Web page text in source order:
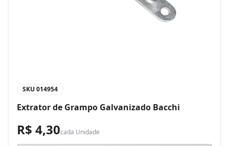
SKU 014954
Extrator de Grampo Galvanizado Bacchi
R$ 4,30cada Unidade